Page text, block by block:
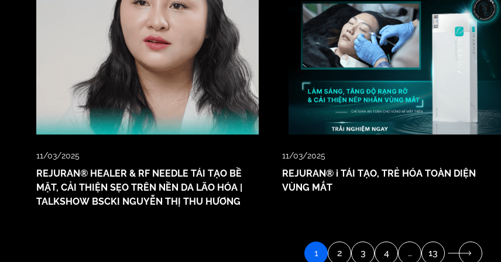
11/03/2025
REJURAN® HEALER & RF NEEDLE TÁI TẠO BỀ
MẶT, CẢI THIỆN SẸO TRÊN NỀN DA LÃO HÓA |
TALKSHOW BSCKI NGUYỄN THỊ THU HƯƠNG
11/03/2025
REJURAN® i TÁI TẠO, TRẺ HÓA TOÀN DIỆN
VÙNG MẮT
1 2 3 4 … 13